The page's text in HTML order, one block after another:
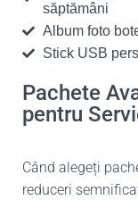
săptămâni
Album foto
Stick USB
Pachete
pentru
Când alegeți
reduceri